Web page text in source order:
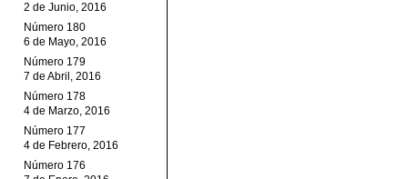
2 de Junio, 2016
Número 180
6 de Mayo, 2016
Número 179
7 de Abril, 2016
Número 178
4 de Marzo, 2016
Número 177
4 de Febrero, 2016
Número 176